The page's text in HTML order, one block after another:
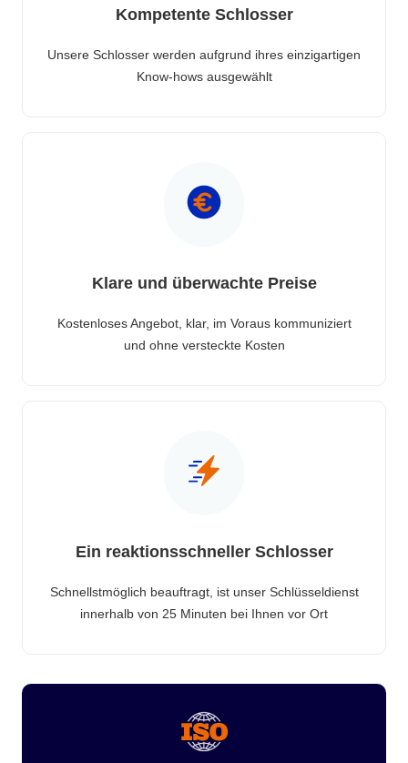
Kompetente Schlosser
Unsere Schlosser werden aufgrund ihres einzigartigen
Know-hows ausgewählt
Klare und überwachte Preise
Kostenloses Angebot, klar, im Voraus kommuniziert
und ohne versteckte Kosten
Ein reaktionsschneller Schlosser
Schnellstmöglich beauftragt, ist unser Schlüsseldienst
innerhalb von 25 Minuten bei Ihnen vor Ort